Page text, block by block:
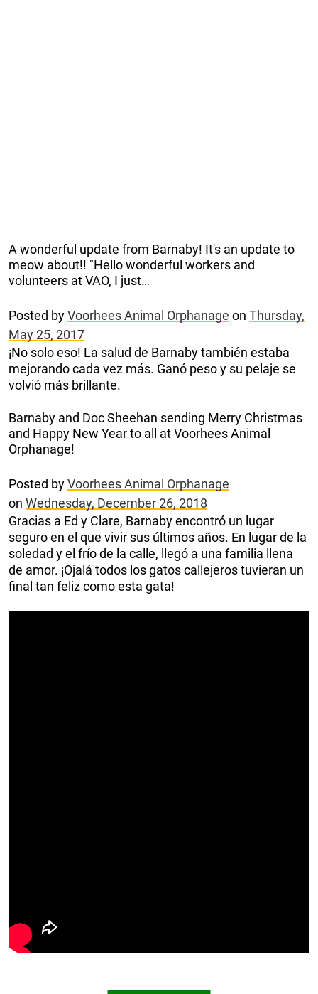
A wonderful update from Barnaby! It's an update to
meow about!! "Hello wonderful workers and
volunteers at VAO, I just…
Posted byVoorhees Animal Orphanage on Thursday,
May 25, 2017
¡No solo eso! La salud de Barnaby también estaba
mejorando cada vez más. Ganó peso y su pelaje se
volvió más brillante.
Barnaby and Doc Sheehan sending Merry Christmas
and Happy New Year to all at Voorhees Animal
Orphanage!
Posted byVoorhees Animal Orphanage
on Wednesday, December 26, 2018
Gracias a Ed y Clare, Barnaby encontró un lugar
seguro en el que vivir sus últimos años. En lugar de la
soledad y el frío de la calle, llegó a una familia llena
de amor. ¡Ojalá todos los gatos callejeros tuvieran un
final tan feliz como esta gata!